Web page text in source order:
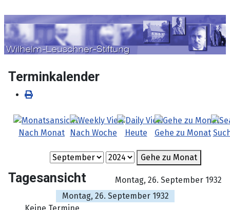
Terminkalender
Nach Monat Nach Woche Heute Gehe zu Monat
Gehe zu Monat
Tagesansicht
Montag, 26. September 1932
Montag, 26. September 1932
Keine Termine